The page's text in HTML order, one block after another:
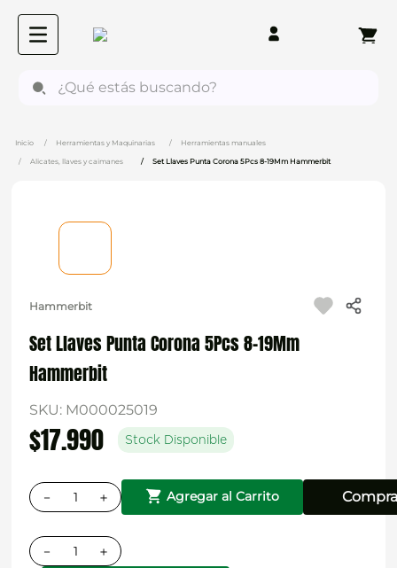
Herramientas y Maquinarias Herramientas manuales
Alicates, llaves y caimanes Set Llaves Punta Corona 5Pcs 8-19Mm Hammerbit
Hammerbit
Set Llaves Punta Corona 5Pcs 8-19Mm
Hammerbit
SKU: M000025019
$17.990 Stock Disponible
＋
－ Agregar al Carrito
＋
－